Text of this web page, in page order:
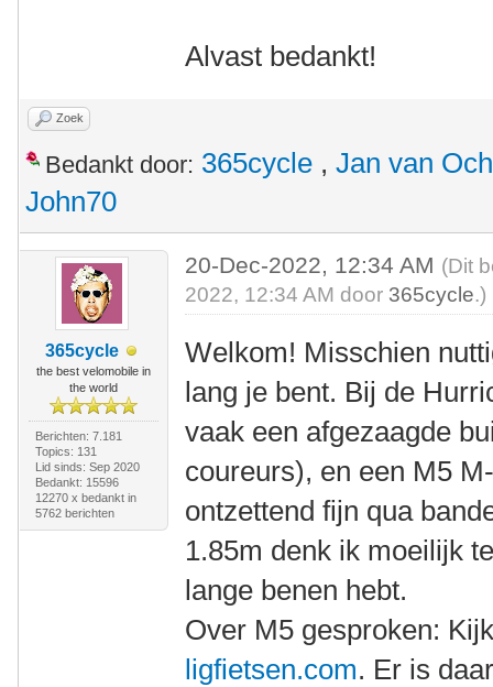
Alvast bedankt!
Zoek
Bedankt door: 365cycle , Jan van
John70
365cycle
the best velomobile in
the world
Berichten: 7.181
Topics: 131
Lid sinds: Sep 2020
Bedankt: 15596
12270 x bedankt in
5762 berichten
20-Dec-2022, 12:34 AM (Dit
2022, 12:34 AM door 365cycle.)
Welkom! Misschien
lang je bent. Bij de
vaak een afgezaagde
coureurs), en een M5
ontzettend fijn qua
1.85m denk ik moeilijk
lange benen hebt.
Over M5 gesproken:
ligfietsen.com. Er is